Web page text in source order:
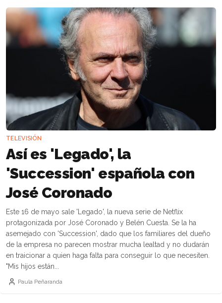
TELEVISIÓN
Así es 'Legado', la
'Succession' española con
José Coronado
Este 16 de mayo sale 'Legado', la nueva serie de Netflix
protagonizada por José Coronado y Belén Cuesta. Se la ha
asemejado con 'Succession', dado que los familiares del dueño
de la empresa no parecen mostrar mucha lealtad y no dudarán
en traicionar a quien haga falta para conseguir lo que necesiten.
"Mis hijos están...
Paula Peñaranda